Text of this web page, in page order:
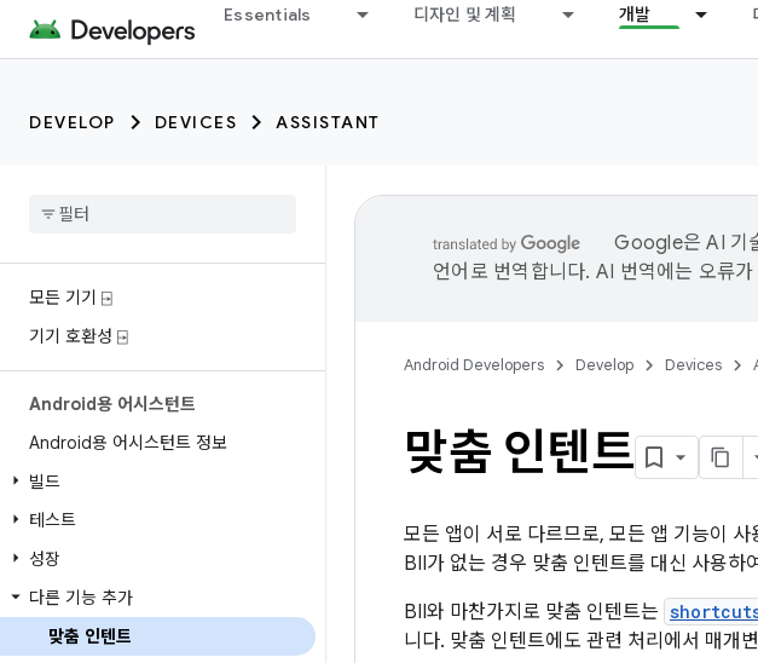
Essentials 디자인 및 계획 개발
DEVELOP DEVICES ASSISTANT
모든 기기 ⍈
기기 호환성 ⍈
Android용 어시스턴트
Android용 어시스턴트 정보
빌드
테스트
성장
다른 기능 추가
맞춤 인텐트
Google은 AI 기
언어로 번역합니다. AI 번역에는 오류
Android Developers Develop Devices
맞춤 인텐트
모든 앱이 서로 다르므로, 모든 앱 기능이 사
BII가 없는 경우 맞춤 인텐트를 대신 사용하
BII와 마찬가지로 맞춤 인텐트는
니다. 맞춤 인텐트에도 관련 처리에서 매개